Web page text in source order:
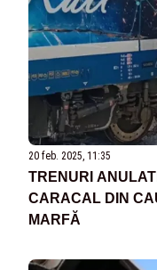
20 feb. 2025, 11:35
TRENURI
CARACAL DIN
MARFĂ